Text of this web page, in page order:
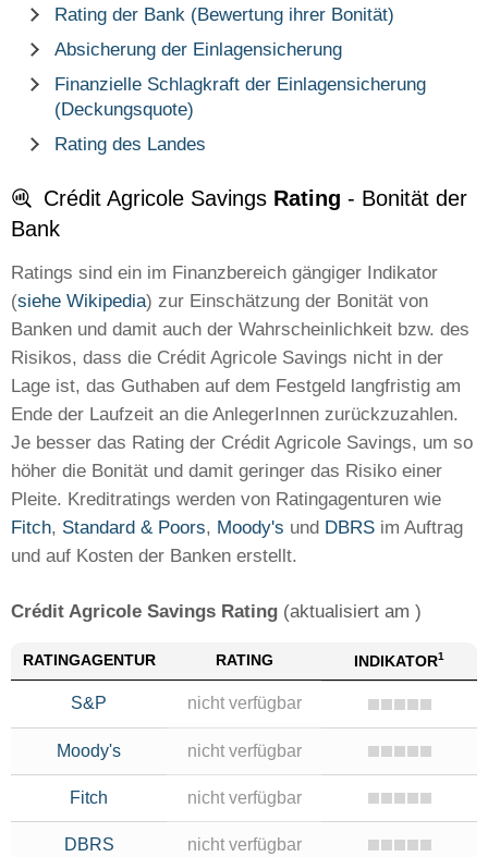
Rating der Bank (Bewertung ihrer Bonität)
Absicherung der Einlagensicherung
Finanzielle Schlagkraft der Einlagensicherung
(Deckungsquote)
Rating des Landes
Crédit Agricole Savings Rating - Bonität der
Bank
Ratings sind ein im Finanzbereich gängiger Indikator
(siehe Wikipedia) zur Einschätzung der Bonität von
Banken und damit auch der Wahrscheinlichkeit bzw. des
Risikos, dass die Crédit Agricole Savings nicht in der
Lage ist, das Guthaben auf dem Festgeld langfristig am
Ende der Laufzeit an die AnlegerInnen zurückzuzahlen.
Je besser das Rating der Crédit Agricole Savings, um so
höher die Bonität und damit geringer das Risiko einer
Pleite. Kreditratings werden von Ratingagenturen wie
Fitch, Standard & Poors, Moody's und DBRS im Auftrag
und auf Kosten der Banken erstellt.
Crédit Agricole Savings Rating (aktualisiert am )
RATINGAGENTUR RATING INDIKATOR1
S&P nicht verfügbar
Moody's nicht verfügbar
Fitch nicht verfügbar
DBRS nicht verfügbar